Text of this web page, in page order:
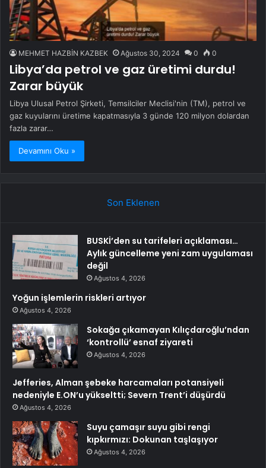
MEHMET HAZBİN KAZBEK Ağustos 30, 2024 0 0
Libya’da petrol ve gaz üretimi durdu!
Zarar büyük
Libya Ulusal Petrol Şirketi, Temsilciler Meclisi'nin (TM), petrol ve
gaz kuyularını üretime kapatmasıyla 3 günde 120 milyon dolardan
fazla zarar…
Devamını Oku »
Son Eklenen
BUSKİ’den su tarifeleri açıklaması…
Aylık güncelleme yeni zam uygulaması
değil
Ağustos 4, 2026
Yoğun işlemlerin riskleri artıyor
Ağustos 4, 2026
Sokağa çıkamayan Kılıçdaroğlu’ndan
‘kontrollü’ esnaf ziyareti
Ağustos 4, 2026
Jefferies, Alman şebeke harcamaları potansiyeli
nedeniyle E.ON’u yükseltti; Severn Trent’i düşürdü
Ağustos 4, 2026
Suyu çamaşır suyu gibi rengi
kıpkırmızı: Dokunan taşlaşıyor
Ağustos 4, 2026